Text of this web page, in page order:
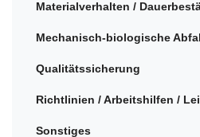
Materialverhalten /
Mechanisch-biologische
Qualitätssicherung
Richtlinien / Arbeitshilfen /
Sonstiges